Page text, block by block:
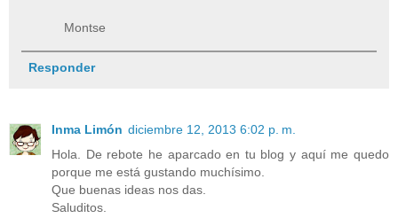
Montse
Responder
Inma Limón diciembre 12, 2013 6:02 p. m.
Hola. De rebote he aparcado en tu blog y aquí me quedo
porque me está gustando muchísimo.
Que buenas ideas nos das.
Saluditos.